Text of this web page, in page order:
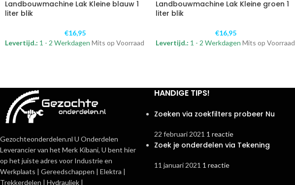
Landbouwmachine Lak Kleine blauw 1
liter blik
€16,95
Levertijd.: 1 - 2 Werkdagen Mits op Voorraad
Landbouwmachine Lak Kleine groen 1
liter blik
€16,95
Levertijd.: 1 - 2 Werkdagen Mits op Voorraad
Gezochteonderdelen.nl U Onderdelen
Leverancier van het Merk Kibani, U bent hier
op het juiste adres voor Industrie en
Werkplaats | Gereedschappen | Elektra |
Trekkerdelen | Hydrauliek |
HANDIGE TIPS!
Zoeken via zoekfilters probeer Nu
22 februari 2021 1 reactie
Zoek je onderdelen via Tekening
11 januari 2021 1 reactie